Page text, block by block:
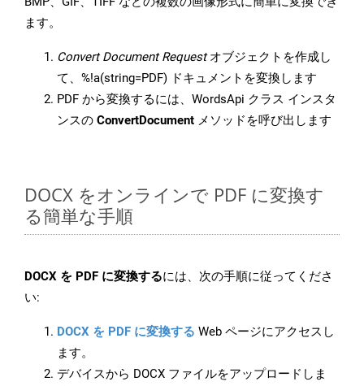
ます。
Convert Document Requestオブジェクトを作成し
て、%!a(string=PDF) ドキュメントを変換します
PDF から変換するには、WordsApi クラス インスタ
ンスの ConvertDocument メソッドを呼び出します
DOCX をオンラインで PDF に変換す
る簡単な手順
DOCX を PDF に変換するには、次の手順に従ってくださ
い:
DOCX を PDF に変換する Web ページにアクセスし
ます。
デバイスから DOCX ファイルをアップロードしま